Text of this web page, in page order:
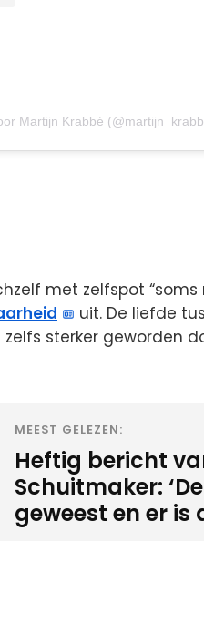
Martijn Krabbé
met zelfspot
uit. De liefde
sterker geworden
MEEST GELEZEN:
Heftig bericht
Schuitmaker:
geweest en er